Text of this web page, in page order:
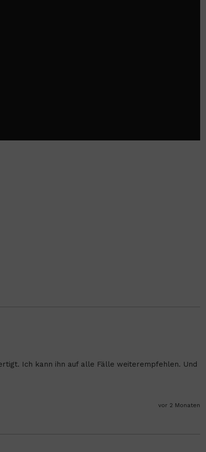
Ich kann ihn auf alle Fälle weiterempfehlen. Und
vor 2 Monaten